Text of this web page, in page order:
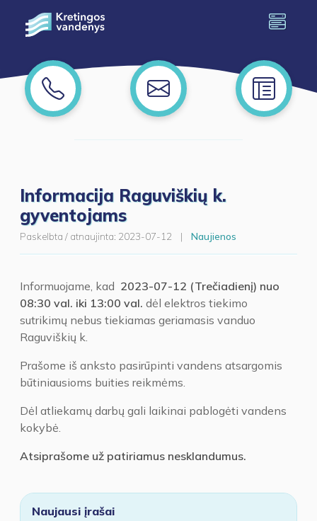
Informacija Raguviškių k.
gyventojams
Paskelbta / atnaujinta: 2023-07-12 | Naujienos
Informuojame, kad 2023-07-12 (Trečiadienį) nuo
08:30 val. iki 13:00 val. dėl elektros tiekimo
sutrikimų nebus tiekiamas geriamasis vanduo
Raguviškių k.
Prašome iš anksto pasirūpinti vandens atsargomis
būtiniausioms buities reikmėms.
Dėl atliekamų darbų gali laikinai pablogėti vandens
kokybė.
Atsiprašome už patiriamus nesklandumus.
Naujausi įrašai